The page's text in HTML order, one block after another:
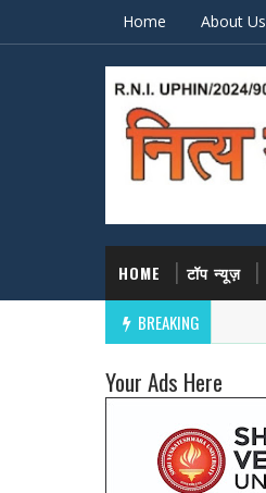
Home About Us
HOME टॉप न्यूज़
BREAKING
Your Ads Here